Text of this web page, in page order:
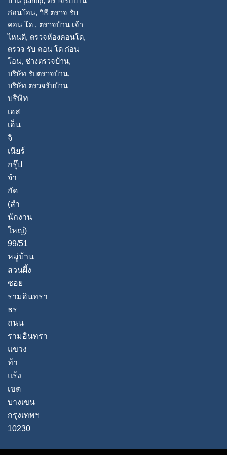
บริษัท
เอส
เอ็น
จิ
เนียร์
กรุ๊ป
จํา
กัด
(สํา
นักงาน
ใหญ่)
99/51
หมู่บ้าน
สวนผึ้ง
ซอย
รามอินทรา
ธร
ถนน
รามอินทรา
แขวง
ท้า
แร้ง
เขต
บางเขน
กรุงเทพฯ
10230